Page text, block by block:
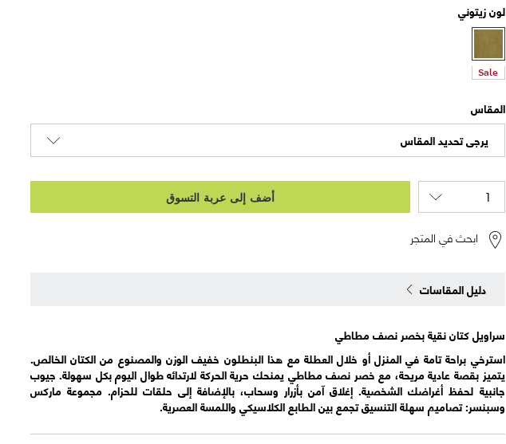
لونزيتوني
Sale
المقاس
يرجى تحديد المقاس
أضف إلى عربة التسوق
ابحث في المتجر
دليل المقاسات
سراويل كتان نقية بخصر نصف مطاطي
استرخي براحة تامة في المنزل أو خلال العطلة مع هذا البنطلون خفيف الوزن والمصنوع من الكتان الخالص.
يتميز بقصة عادية مريحة، مع خصر نصف مطاطي يمنحك حرية الحركة لارتدائه طوال اليوم بكل سهولة. جيوب
جانبية لحفظ أغراضك الشخصية. إغلاق آمن بأزرار وسحاب، بالإضافة إلى حلقات للحزام. مجموعة ماركس
وسبنسر: تصاميم سهلة التنسيق تجمع بين الطابع الكلاسيكي واللمسة العصرية.